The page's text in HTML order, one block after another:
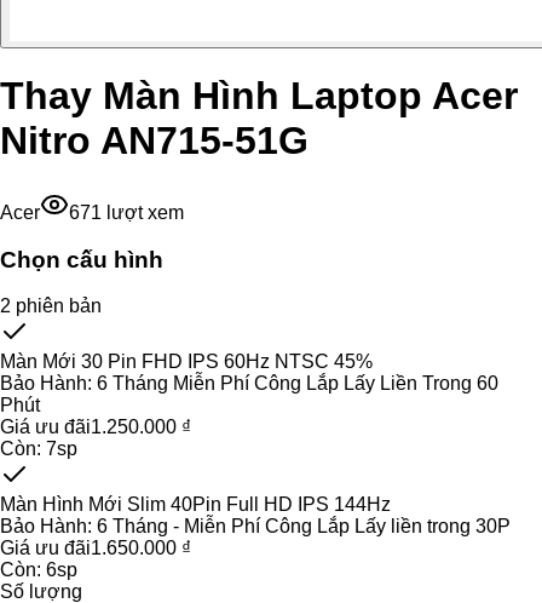
Thay Màn Hình Laptop Acer
Nitro AN715-51G
Acer 671 lượt xem
Chọn cấu hình
2 phiên bản
Màn Mới 30 Pin FHD IPS 60Hz NTSC 45%
Bảo Hành: 6 Tháng Miễn Phí Công Lắp Lấy Liền Trong 60
Phút
Giá ưu đãi1.250.000 ₫
Còn: 7sp
Màn Hình Mới Slim 40Pin Full HD IPS 144Hz
Bảo Hành: 6 Tháng - Miễn Phí Công Lắp Lấy liền trong 30P
Giá ưu đãi1.650.000 ₫
Còn: 6sp
Số lượng